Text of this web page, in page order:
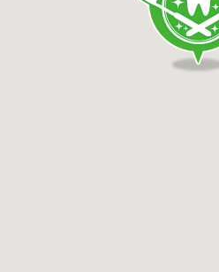
5/29の診療時間について